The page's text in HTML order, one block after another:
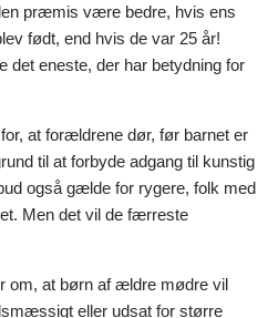
præmis være bedre, hvis ens
født, end hvis de var 25 år!
eneste, der har betydning for
at forældrene dør, før barnet er
til at forbyde adgang til kunstig
også gælde for rygere, folk med
Men det vil de færreste
om, at børn af ældre mødre vil
eller udsat for større